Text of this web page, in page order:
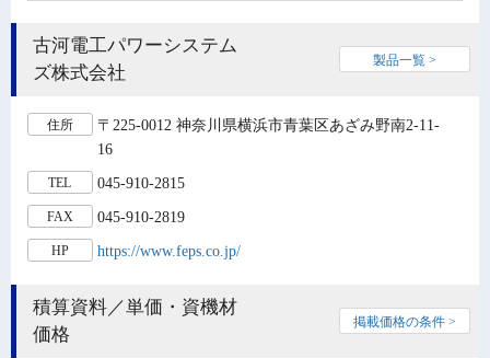
古河電工パワーシステム
ズ株式会社
製品一覧 >
住所
〒225-0012 神奈川県横浜市青葉区あざみ野南2-11-
16
TEL 045-910-2815
FAX 045-910-2819
HP https://www.feps.co.jp/
積算資料／単価・資機材
価格
掲載価格の条件 >